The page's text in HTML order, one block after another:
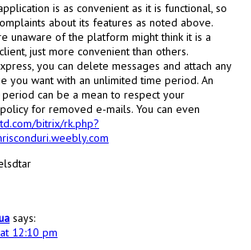
is as convenient as it is functional, so
about its features as noted above.
unaware of the platform might think it is a
just more convenient than others.
you can delete messages and attach any
you want with an unlimited time period. An
can be a mean to respect your
for removed e-mails. You can even
bitrix/rk.php?
says:
12:10 pm